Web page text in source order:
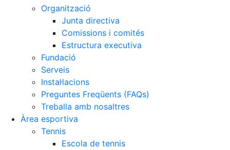
Organització
Junta directiva
Comissions i comités
Estructura executiva
Fundació
Serveis
Instal·lacions
Preguntes Freqüents (FAQs)
Treballa amb nosaltres
Àrea esportiva
Tennis
Escola de tennis